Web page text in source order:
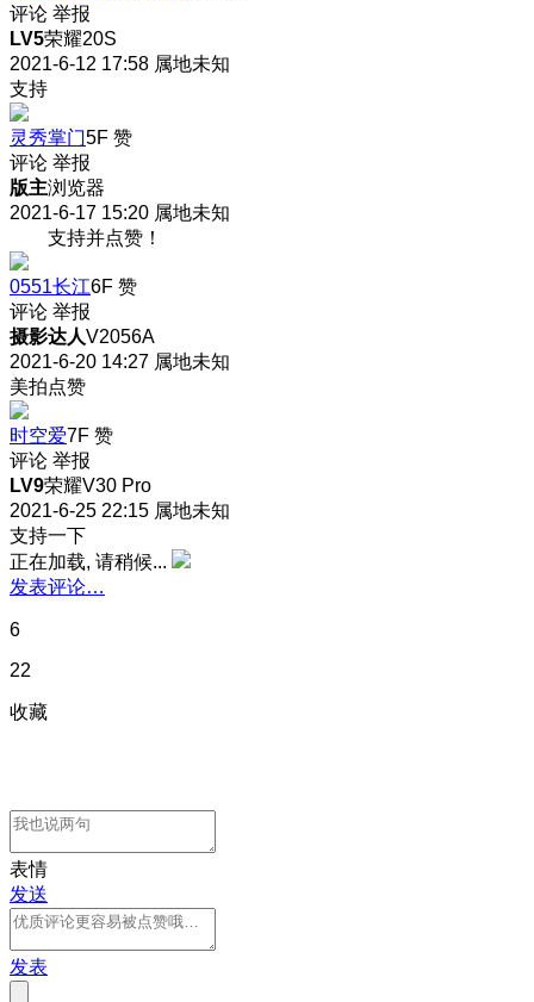
评论 举报
LV5荣耀20S
2021-6-12 17:58 属地未知
支持
灵秀掌门5F 赞
评论 举报
版主浏览器
2021-6-17 15:20 属地未知
支持并点赞！
0551长江6F 赞
评论 举报
摄影达人V2056A
2021-6-20 14:27 属地未知
美拍点赞
时空爱7F 赞
评论 举报
LV9荣耀V30 Pro
2021-6-25 22:15 属地未知
支持一下
正在加载, 请稍候...
发表评论…
6
22
收藏
表情
发送
发表